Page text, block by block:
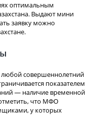
оптимальным
Выдают мини
заявку можно
любой совершеннолетний
показателем
— наличие временной
что МФО
у которых